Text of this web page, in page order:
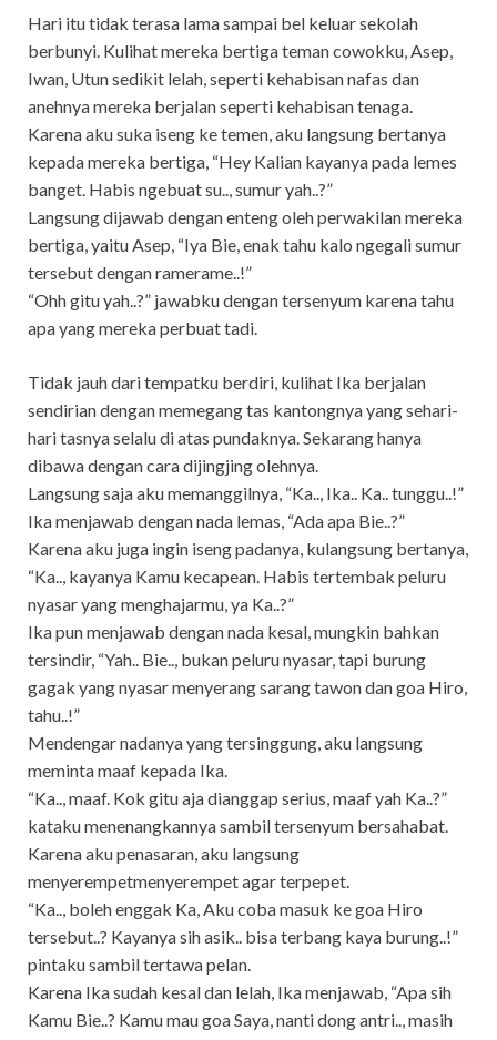
Hari itu tidak terasa lama sampai bel keluar sekolah
berbunyi. Kulihat mereka bertiga teman cowokku, Asep,
Iwan, Utun sedikit lelah, seperti kehabisan nafas dan
anehnya mereka berjalan seperti kehabisan tenaga.
Karena aku suka iseng ke temen, aku langsung bertanya
kepada mereka bertiga, “Hey Kalian kayanya pada lemes
banget. Habis ngebuat su.., sumur yah..?”
Langsung dijawab dengan enteng oleh perwakilan mereka
bertiga, yaitu Asep, “Iya Bie, enak tahu kalo ngegali sumur
tersebut dengan ramerame..!”
“Ohh gitu yah..?” jawabku dengan tersenyum karena tahu
apa yang mereka perbuat tadi.
Tidak jauh dari tempatku berdiri, kulihat Ika berjalan
sendirian dengan memegang tas kantongnya yang sehari-
hari tasnya selalu di atas pundaknya. Sekarang hanya
dibawa dengan cara dijingjing olehnya.
Langsung saja aku memanggilnya, “Ka.., Ika.. Ka.. tunggu..!”
Ika menjawab dengan nada lemas, “Ada apa Bie..?”
Karena aku juga ingin iseng padanya, kulangsung bertanya,
“Ka.., kayanya Kamu kecapean. Habis tertembak peluru
nyasar yang menghajarmu, ya Ka..?”
Ika pun menjawab dengan nada kesal, mungkin bahkan
tersindir, “Yah.. Bie.., bukan peluru nyasar, tapi burung
gagak yang nyasar menyerang sarang tawon dan goa Hiro,
tahu..!”
Mendengar nadanya yang tersinggung, aku langsung
meminta maaf kepada Ika.
“Ka.., maaf. Kok gitu aja dianggap serius, maaf yah Ka..?”
kataku menenangkannya sambil tersenyum bersahabat.
Karena aku penasaran, aku langsung
menyerempetmenyerempet agar terpepet.
“Ka.., boleh enggak Ka, Aku coba masuk ke goa Hiro
tersebut..? Kayanya sih asik.. bisa terbang kaya burung..!”
pintaku sambil tertawa pelan.
Karena Ika sudah kesal dan lelah, Ika menjawab, “Apa sih
Kamu Bie..? Kamu mau goa Saya, nanti dong antri.., masih